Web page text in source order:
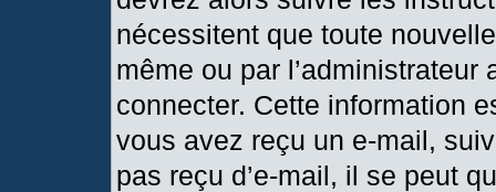
nécessitent que toute
même ou par
connecter. Cette information
vous avez reçu un e-mail,
pas reçu d’e-mail, il se peut